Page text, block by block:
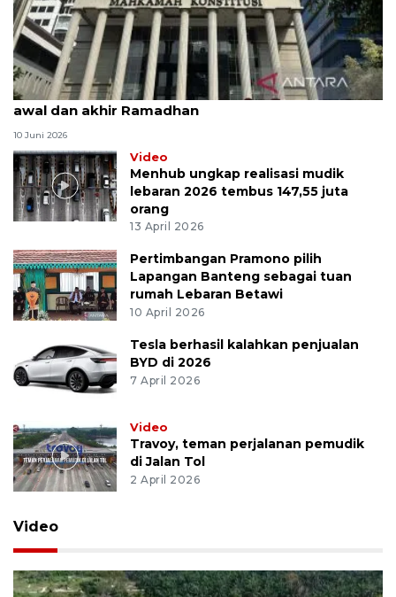
MK uji materi UU Peradilan Agama perihal isbat
awal dan akhir Ramadhan
10 Juni 2026
Video
Menhub ungkap realisasi mudik
lebaran 2026 tembus 147,55 juta
orang
13 April 2026
Pertimbangan Pramono pilih
Lapangan Banteng sebagai tuan
rumah Lebaran Betawi
10 April 2026
Tesla berhasil kalahkan penjualan
BYD di 2026
7 April 2026
Video
Travoy, teman perjalanan pemudik
di Jalan Tol
2 April 2026
Video